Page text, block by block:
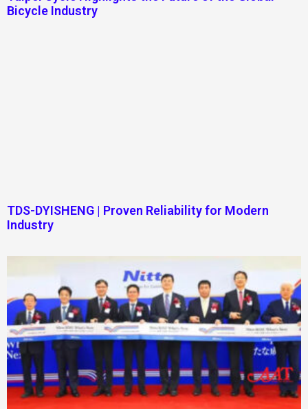
Bicycle Industry
TDS-DYISHENG | Proven Reliability for Modern
Industry